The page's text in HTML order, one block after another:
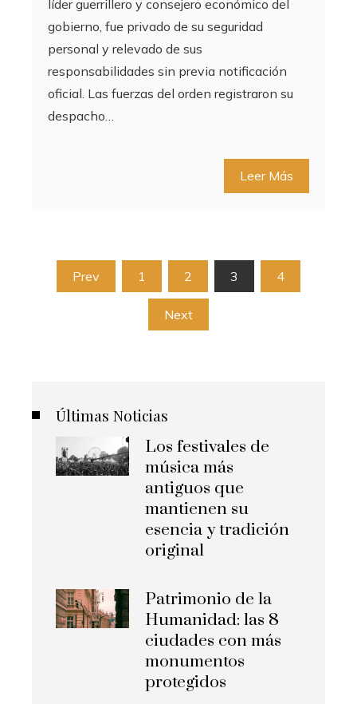
líder guerrillero y consejero económico del
gobierno, fue privado de su seguridad
personal y relevado de sus
responsabilidades sin previa notificación
oficial. Las fuerzas del orden registraron su
despacho…
Leer Más
Paginación
Prev 1 2 3 4
Next
Últimas Noticias
Los festivales de
música más
antiguos que
mantienen su
esencia y tradición
original
Patrimonio de la
Humanidad: las 8
ciudades con más
monumentos
protegidos